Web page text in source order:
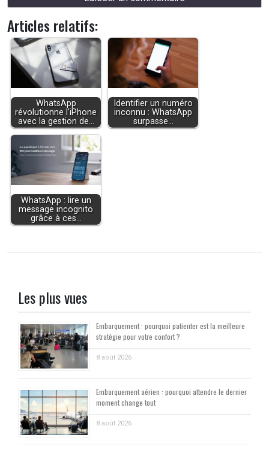
Articles relatifs:
WhatsApp
révolutionne l'iPhone
avec la gestion de…
Identifier un numéro
inconnu : WhatsApp
surpasse…
WhatsApp : lire un
message incognito
grâce à ces…
Les plus vues
Embarquement : pourquoi patienter est la meilleure
stratégie pour votre confort ?
8 août 2026
Embarquement aérien : pourquoi attendre le dernier
moment change tout
8 août 2026